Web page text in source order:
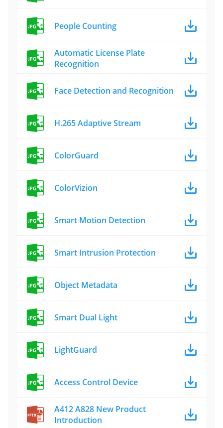
People Counting
Automatic License Plate
Recognition
Face Detection and Recognition
H.265 Adaptive Stream
ColorGuard
ColorVizion
Smart Motion Detection
Smart Intrusion Protection
Object Metadata
Smart Dual Light
LightGuard
Access Control Device
A412 A828 New Product
Introduction